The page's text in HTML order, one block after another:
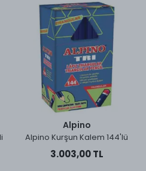
Alpino
Alpino Kurşun Kalem 144'lü
3.003,00 TL